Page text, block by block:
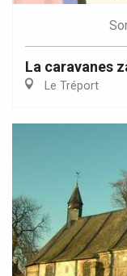
La caravanes
Le Tréport